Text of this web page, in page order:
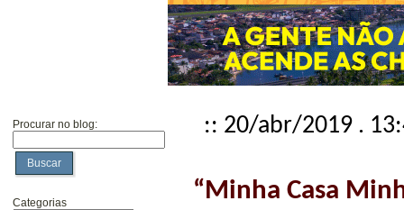
Procurar no blog:
Buscar
Categorias
:: 20/abr/2019 .
“Minha Casa